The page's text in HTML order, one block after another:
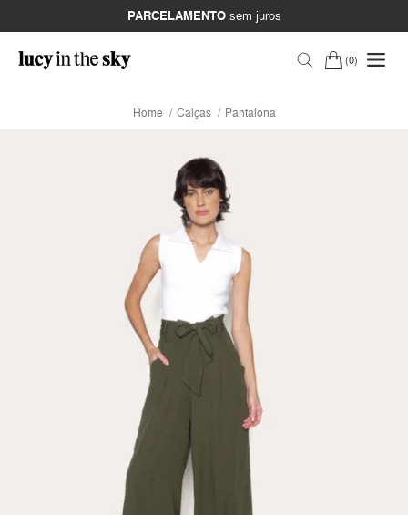
PARCELAMENTOsem juros
0
Home Calças Pantalona